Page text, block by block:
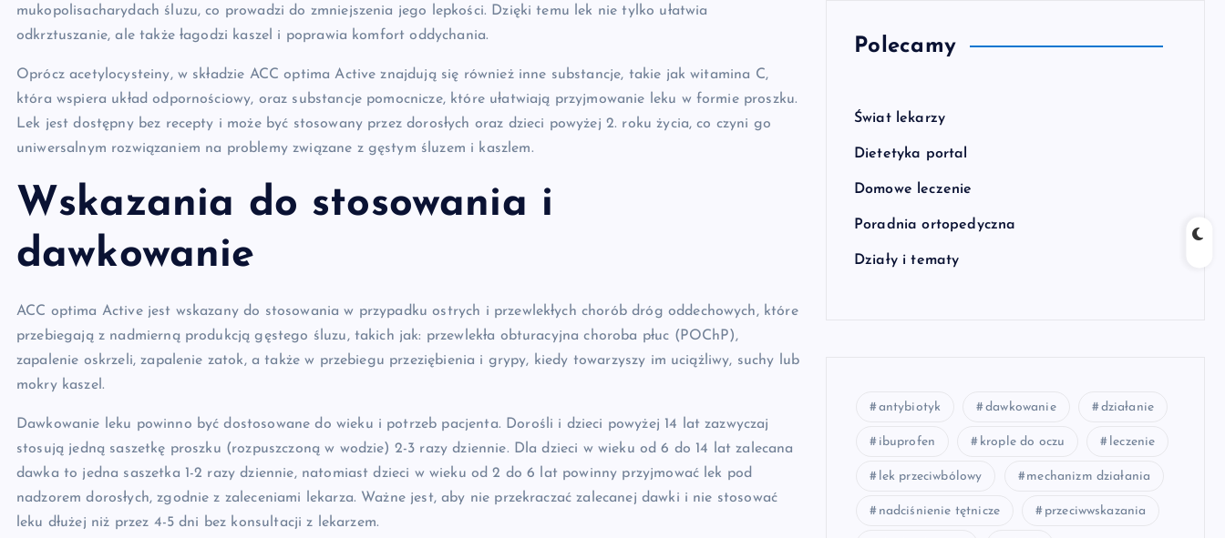
mukopolisacharydach śluzu, co prowadzi do zmniejszenia jego lepkości. Dzięki temu lek nie tylko ułatwia
odkrztuszanie, ale także łagodzi kaszel i poprawia komfort oddychania.
Oprócz acetylocysteiny, w składzie ACC optima Active znajdują się również inne substancje, takie jak witamina C,
która wspiera układ odpornościowy, oraz substancje pomocnicze, które ułatwiają przyjmowanie leku w formie proszku.
Lek jest dostępny bez recepty i może być stosowany przez dorosłych oraz dzieci powyżej 2. roku życia, co czyni go
uniwersalnym rozwiązaniem na problemy związane z gęstym śluzem i kaszlem.
Wskazania do stosowania i
dawkowanie
ACC optima Active jest wskazany do stosowania w przypadku ostrych i przewlekłych chorób dróg oddechowych, które
przebiegają z nadmierną produkcją gęstego śluzu, takich jak: przewlekła obturacyjna choroba płuc (POChP),
zapalenie oskrzeli, zapalenie zatok, a także w przebiegu przeziębienia i grypy, kiedy towarzyszy im uciążliwy, suchy lub
mokry kaszel.
Dawkowanie leku powinno być dostosowane do wieku i potrzeb pacjenta. Dorośli i dzieci powyżej 14 lat zazwyczaj
stosują jedną saszetkę proszku (rozpuszczoną w wodzie) 2-3 razy dziennie. Dla dzieci w wieku od 6 do 14 lat zalecana
dawka to jedna saszetka 1-2 razy dziennie, natomiast dzieci w wieku od 2 do 6 lat powinny przyjmować lek pod
nadzorem dorosłych, zgodnie z zaleceniami lekarza. Ważne jest, aby nie przekraczać zalecanej dawki i nie stosować
leku dłużej niż przez 4-5 dni bez konsultacji z lekarzem.
Polecamy
Świat lekarzy
Dietetyka portal
Domowe leczenie
Poradnia ortopedyczna
Działy i tematy
antybiotyk dawkowanie działanie
ibuprofen krople do oczu leczenie
lek przeciwbólowy mechanizm działania
nadciśnienie tętnicze przeciwwskazania